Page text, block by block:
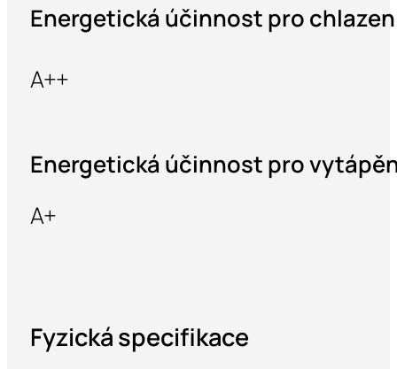
Energetická účinnost pro
A++
Energetická účinnost pro
A+
Fyzická specifikace